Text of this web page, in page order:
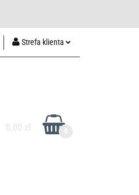
Strefa klienta